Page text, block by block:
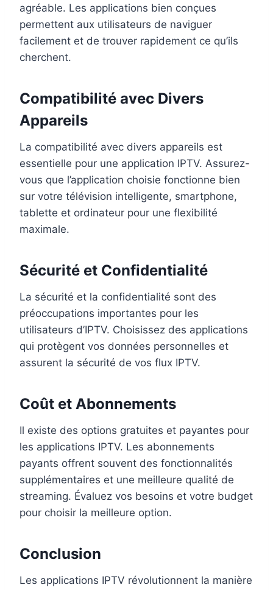
agréable. Les applications bien conçues
permettent aux utilisateurs de naviguer
facilement et de trouver rapidement ce qu’ils
cherchent.
Compatibilité avec Divers
Appareils
La compatibilité avec divers appareils est
essentielle pour une application IPTV. Assurez-
vous que l’application choisie fonctionne bien
sur votre télévision intelligente, smartphone,
tablette et ordinateur pour une flexibilité
maximale.
Sécurité et Confidentialité
La sécurité et la confidentialité sont des
préoccupations importantes pour les
utilisateurs d’IPTV. Choisissez des applications
qui protègent vos données personnelles et
assurent la sécurité de vos flux IPTV.
Coût et Abonnements
Il existe des options gratuites et payantes pour
les applications IPTV. Les abonnements
payants offrent souvent des fonctionnalités
supplémentaires et une meilleure qualité de
streaming. Évaluez vos besoins et votre budget
pour choisir la meilleure option.
Conclusion
Les applications IPTV révolutionnent la manière